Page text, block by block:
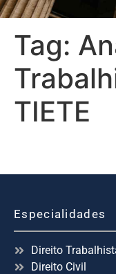
Tag:
TIETE
Especialidades
Direito
Direito Civil